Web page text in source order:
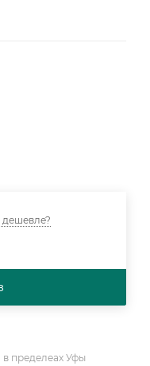
в пределеах Уфы